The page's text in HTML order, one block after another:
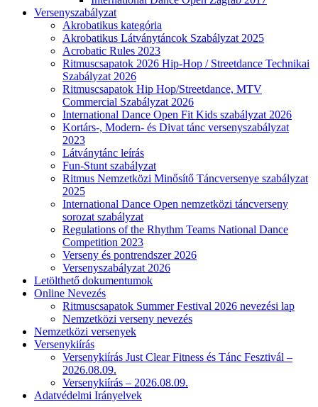
Versenyszabályzat
Akrobatikus kategória
Akrobatikus Látványtáncok Szabályzat 2025
Acrobatic Rules 2023
Ritmuscsapatok 2026 Hip-Hop / Streetdance Technikai
Szabályzat 2026
Ritmuscsapatok Hip Hop/Streetdance, MTV
Commercial Szabályzat 2026
International Dance Open Fit Kids szabályzat 2026
Kortárs-, Modern- és Divat tánc versenyszabályzat
2023
Látványtánc leírás
Fun-Stunt szabályzat
Ritmus Nemzetközi Minősítő Táncversenye szabályzat
2025
International Dance Open nemzetközi táncverseny
sorozat szabályzat
Regulations of the Rhythm Teams National Dance
Competition 2023
Verseny és pontrendszer 2026
Versenyszabályzat 2026
Letölthető dokumentumok
Online Nevezés
Ritmuscsapatok Summer Festival 2026 nevezési lap
Nemzetközi verseny nevezés
Nemzetközi versenyek
Versenykiírás
Versenykiírás Just Clear Fitness és Tánc Fesztivál –
2026.08.09.
Versenykiírás – 2026.08.09.
Adatvédelmi Irányelvek